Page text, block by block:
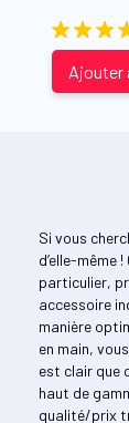
Ajouter
Si vous
d’elle-même
particulier,
accessoire
manière
en main,
est clair que
haut de
qualité/prix